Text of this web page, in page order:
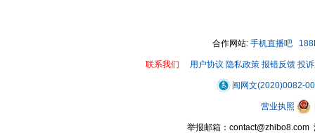
合作网站: 手机直播吧
联系我们 用户协议 隐私政策 报错反馈 投
闽网文(2020)0082-
营业执照
举报邮箱：